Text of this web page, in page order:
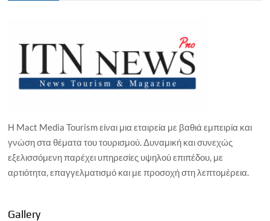
Η Mact Media Tourism είναι μια εταιρεία με βαθιά εμπειρία και
γνώση στα θέματα του τουρισμού. Δυναμική και συνεχώς
εξελισσόμενη παρέχει υπηρεσίες υψηλού επιπέδου, με
αρτιότητα, επαγγελματισμό και με προσοχή στη λεπτομέρεια.
Gallery